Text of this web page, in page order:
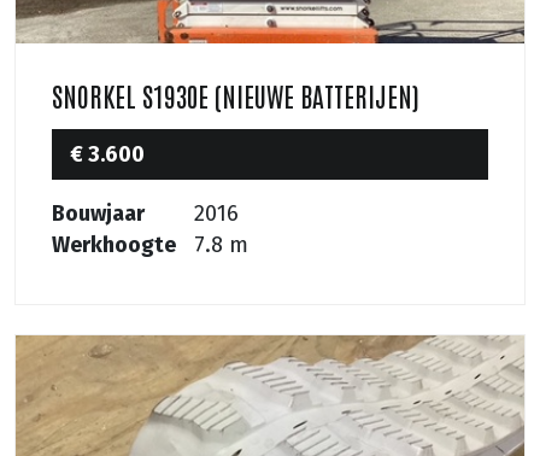
SNORKEL S1930E (NIEUWE BATTERIJEN)
€ 3.600
Bouwjaar
2016
Werkhoogte
7.8 m